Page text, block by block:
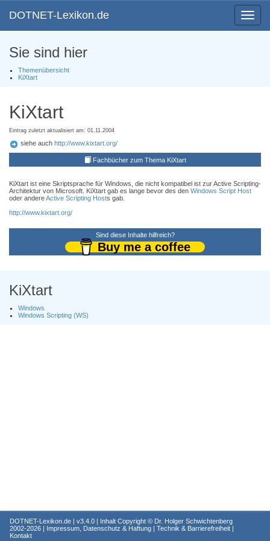
Toggle
DOTNET-Lexikon.de
Sie sind hier
Themenübersicht
KiXtart
KiXtart
Eintrag zuletzt aktualisiert am: 01.11.2004
siehe auch http://www.kixtart.org/
Fachbücher zum Thema KiXtart
KiXtart ist eine Skriptsprache für Windows, die nicht kompatibel ist zur Active Scripting-
Architektur von Microsoft. KiXtart gab es lange bevor des den Windows Script Host
oder andereActive Scripting Hosts gab.
http://www.kixtart.org/
Sind diese Inhalte hilfreich?
Buy me a coffee
KiXtart
Windows
Windows Scripting (WS)
DOTNET-Lexikon.de | v3.4.0 | Inhalt Copyright © Dr. Holger Schwichtenberg
2002-2026 | Impressum, Datenschutz & Haftung | Technik & Barrierefreiheit |
Kontakt